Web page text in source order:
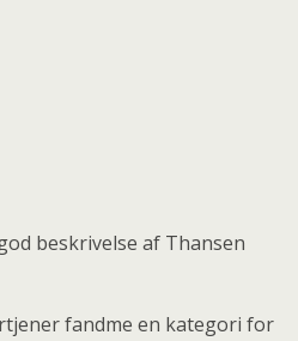
beskrivelse af Thansen
fandme en kategori for